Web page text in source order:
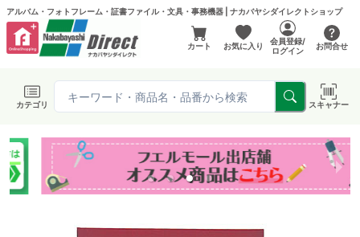
アルバム・フォトフレーム・証書ファイル・文具・事務機器 | ナカバヤシダイレクトショップ
カート お気に入り
会員登録/
ログイン
お問合せ
カテゴリ スキャナー